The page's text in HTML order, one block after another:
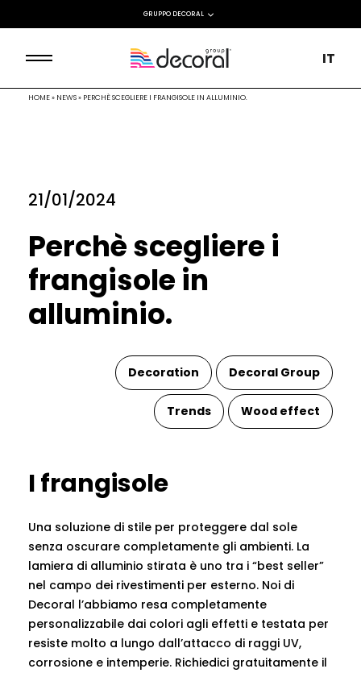
GRUPPO DECORAL
IT
HOME» NEWS» PERCHÈ SCEGLIERE I FRANGISOLE IN ALLUMINIO.
21/01/2024
Perchè scegliere i
frangisole in
alluminio.
Decoral Group
Decoration
Wood effect
Trends
I frangisole
Una soluzione di stile per proteggere dal sole
senza oscurare completamente gli ambienti. La
lamiera di alluminio stirata è uno tra i “best seller”
nel campo dei rivestimenti per esterno. Noi di
Decoral l’abbiamo resa completamente
personalizzabile dai colori agli effetti e testata per
resiste molto a lungo dall’attacco di raggi UV,
corrosione e intemperie. Richiedici gratuitamente il